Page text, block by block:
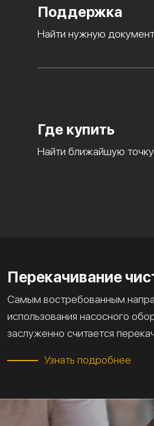
Поддержка
Найти нужную
Где купить
Найти ближайшую
Перекачивание
Самым востребованным
использования насосного
заслуженно считается
Узнать подробнее